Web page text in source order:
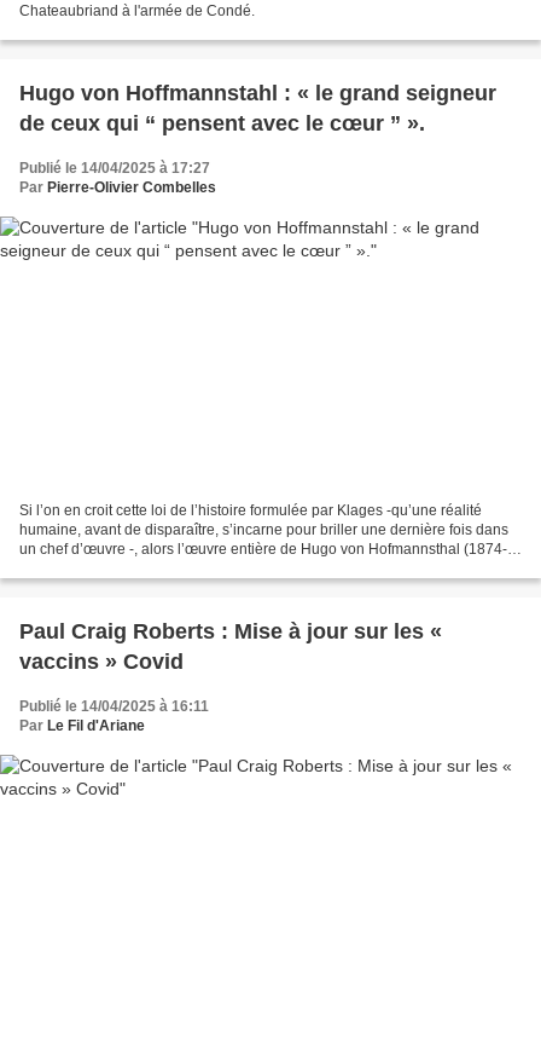
Chateaubriand à l'armée de Condé.
Hugo von Hoffmannstahl : « le grand seigneur
de ceux qui “ pensent avec le cœur ” ».
Publié le 14/04/2025 à 17:27
Par Pierre-Olivier Combelles
Si l’on en croit cette loi de l’histoire formulée par Klages -qu’une réalité
humaine, avant de disparaître, s’incarne pour briller une dernière fois dans
un chef d’œuvre -, alors l’œuvre entière de Hugo von Hofmannsthal (1874-
Paul Craig Roberts : Mise à jour sur les «
vaccins » Covid
Publié le 14/04/2025 à 16:11
Par Le Fil d'Ariane